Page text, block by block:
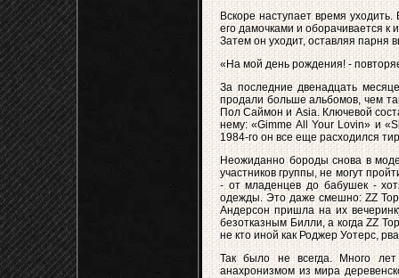
Вскоре наступает время
его дамочками и оборачивается
Затем он уходит, оставляя парня
«На мой день рождения! -
За последние двенадцать
продали больше альбомов, чем
Пол Саймон и Asia. Ключевой
нему: «Gimme All Your Lovin» и
1984-го он все еще расходился
Неожиданно бороды снова в
участников группы, не могут
- от младенцев до бабушек -
одежды. Это даже смешно: ZZ
Андерсон пришла на их
безотказным Билли, а когда ZZ
не кто иной как Роджер Уотерс,
Так было не всегда. Много
анахронизмом из мира